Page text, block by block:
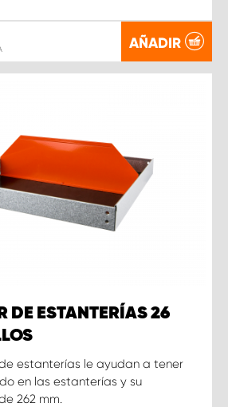
AÑADIR
DE ESTANTERÍAS 26
estanterías le ayudan a tener
en las estanterías y su
262 mm.